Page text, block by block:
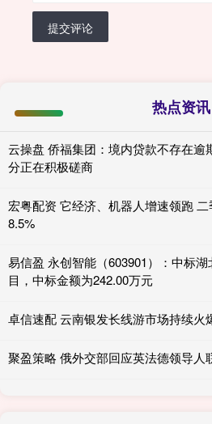
提交评论
热点资讯
云操盘 侨福集团：境内贷款不存在逾
分正在积极磋商
宏粤配资 它经济、机器人增速领跑
8.5%
易信盈 永创智能（603901）：中标
目，中标金额为242.00万元
卓信速配 云南银发长线游市场持续火
聚盈策略 俄外交部回应英法德领导人